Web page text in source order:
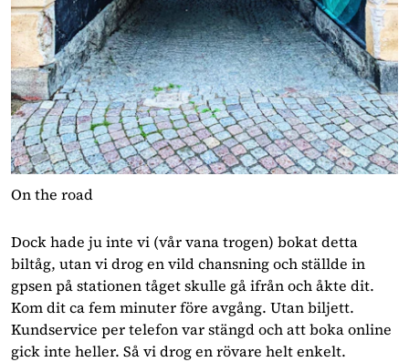
On the road
Dock hade ju inte vi (vår vana trogen) bokat detta
biltåg, utan vi drog en vild chansning och ställde in
gpsen på stationen tåget skulle gå ifrån och åkte dit.
Kom dit ca fem minuter före avgång. Utan biljett.
Kundservice per telefon var stängd och att boka online
gick inte heller. Så vi drog en rövare helt enkelt.